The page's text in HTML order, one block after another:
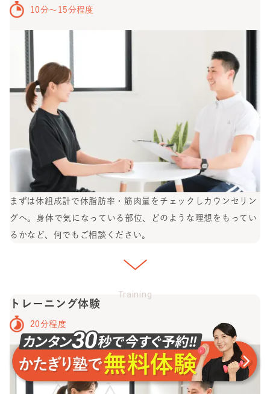
10分〜15分程度
まずは体組成計で体脂肪率・筋肉量をチェックしカウンセリン
グへ。身体で気になっている部位、どのような理想をもってい
るかなど、何でもご相談ください。
Training
トレーニング体験
20分程度